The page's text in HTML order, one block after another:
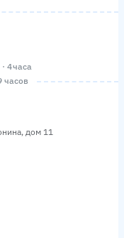
4 часа
часов
дом 11